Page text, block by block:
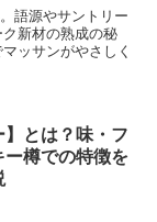
語源やサントリー
新材の熟成の秘
ッサンがやさしく
】とは？味・フ
ー樽での特徴を